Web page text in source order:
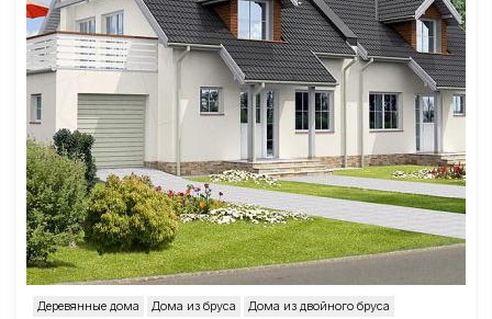
Деревянные дома Дома из бруса Дома из двойного бруса